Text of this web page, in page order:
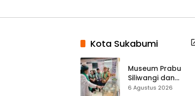
Kota Sukabumi
Museum Prabu
Siliwangi dan
Museum Keramik
6 Agustus 2026